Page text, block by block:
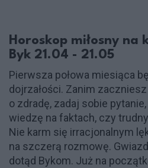
Horoskop miłosny na
Byk 21.04 - 21.05
Pierwsza połowa miesiąca
dojrzałości. Zanim
o zdradę, zadaj sobie
wiedzę na faktach, czy
Nie karm się irracjonalnym
na szczerą rozmowę.
dotąd Bykom. Już na